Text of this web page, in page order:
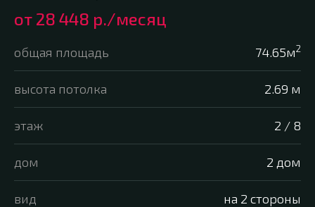
от 28 448 р./месяц
общая площадь 74.65м2
высота потолка 2.69 м
этаж 2 / 8
дом 2 дом
вид на 2 стороны